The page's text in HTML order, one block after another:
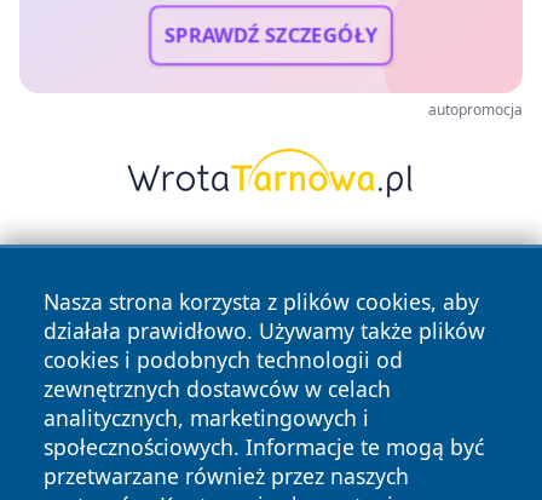
SPRAWDŹ SZCZEGÓŁY
autopromocja
Nasza strona korzysta z plików cookies, aby
działała prawidłowo. Używamy także plików
cookies i podobnych technologii od
zewnętrznych dostawców w celach
analitycznych, marketingowych i
społecznościowych. Informacje te mogą być
przetwarzane również przez naszych
Copyright © 2026 zywieconline.pl Wszystkie prawa
zastrzeżone.